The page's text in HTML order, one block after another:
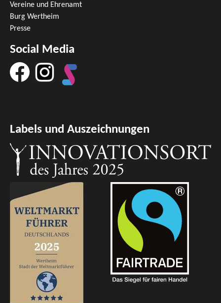
Vereine und Ehrenamt
Burg Wertheim
Presse
Social Media
Labels und Auszeichnungen